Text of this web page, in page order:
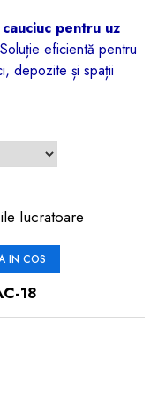
pentru uz
Soluție eficientă pentru
depozite și spații
lucratoare
IN COS
18